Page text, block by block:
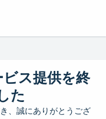
ビス提供を終
た
、誠にありがとうござ